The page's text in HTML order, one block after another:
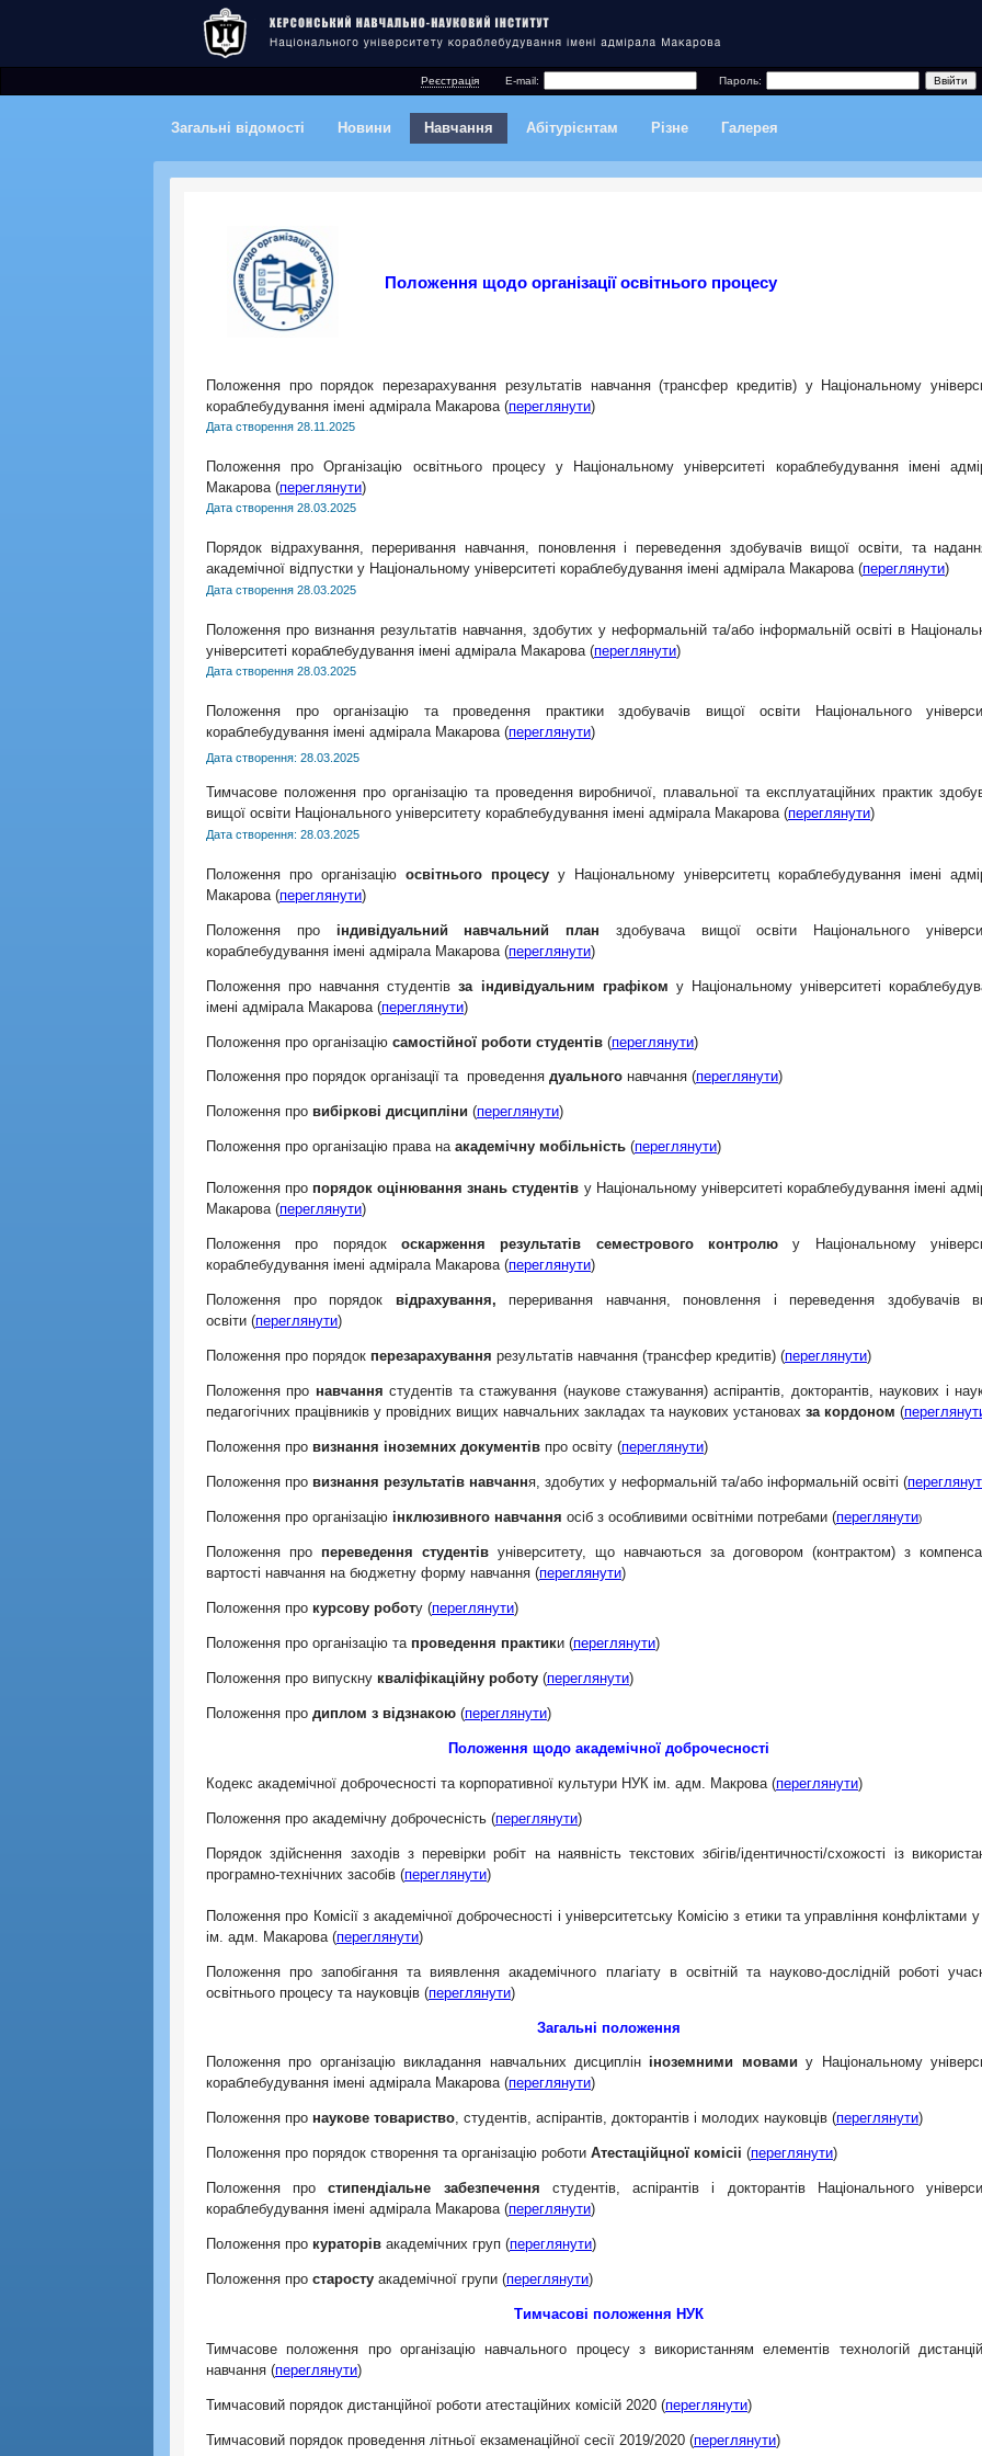
Реєстрація E-mail: Пароль:
Загальні відомості Новини Навчання Абітурієнтам Різне Галерея
Положення щодо організації освітнього процесу
Положення про порядок перезарахування результатів навчання (трансфер кредитів) у Національному
кораблебудування імені адмірала Макарова (переглянути)
Дата створення 28.11.2025
Положення про Організацію освітнього процесу у Національному університеті кораблебудування імені
Макарова (переглянути)
Дата створення 28.03.2025
Порядок відрахування, переривання навчання, поновлення і переведення здобувачів вищої освіти, та
академічної відпустки у Національному університеті кораблебудування імені адмірала Макарова(переглянути)
Дата створення 28.03.2025
Положення про визнання результатів навчання, здобутих у неформальній та/або інформальній освіті в
університеті кораблебудування імені адмірала Макарова (переглянути)
Дата створення 28.03.2025
Положення про організацію та проведення практики здобувачів вищої освіти Національного
кораблебудування імені адмірала Макарова (переглянути)
Дата створення: 28.03.2025
Тимчасове положення про організацію та проведення виробничої, плавальної та експлуатаційних практик
вищої освіти Національного університету кораблебудування імені адмірала Макарова (переглянути)
Дата створення: 28.03.2025
Положення про організацію освітнього процесу у Національному університетц кораблебудування імені
Макарова (переглянути)
Положення про індивідуальний навчальний план здобувача вищої освіти Національного
кораблебудування імені адмірала Макарова (переглянути)
Положення про навчання студентівза індивідуальним графіком у Національному університеті
імені адмірала Макарова (переглянути)
Положення про організацію самостійної роботи студентів (переглянути)
Положення про порядок організації та проведення дуального навчання (переглянути)
Положення про вибіркові дисципліни (переглянути)
Положення про організацію права на академічну мобільність (переглянути)
Положення про порядок оцінювання знань студентів у Національному університеті кораблебудування імені
Макарова (переглянути)
Положення про порядок оскарження результатів семестрового контролю у Національному
кораблебудування імені адмірала Макарова (переглянути)
Положення про порядок відрахування, переривання навчання, поновлення і переведення здобувачів
освіти (переглянути)
Положення про порядок перезарахування результатів навчання (трансфер кредитів) (переглянути)
Положення про навчання студентів та стажування (наукове стажування) аспірантів, докторантів, наукових і
педагогічних працівників у провідних вищих навчальних закладах та наукових установах за кордоном (
Положення про визнання іноземних документів про освіту (переглянути)
Положення про визнання результатів навчання, здобутих у неформальній та/або інформальній освіті (
Положення про організацію інклюзивного навчання осіб з особливими освітніми потребами (переглянути)
Положення про переведення студентів університету, що навчаються за договором (контрактом) з
вартості навчання на бюджетну форму навчання (переглянути)
Положення про курсову роботу (переглянути)
Положення про організацію та проведення практики (переглянути)
Положення про випускну кваліфікаційну роботу (переглянути)
Положення про диплом з відзнакою (переглянути)
Положення щодо академічної доброчесності
Кодекс академічної доброчесності та корпоративної культури НУК ім. адм. Макрова (переглянути)
Положення про академічну доброчесність (переглянути)
Порядок здійснення заходів з перевірки робіт на наявність текстових збігів/ідентичності/схожості із
програмно-технічних засобів (переглянути)
Положення про Комісії з академічної доброчесності і університетську Комісію з етики та управління конфліктами
ім. адм. Макарова (переглянути)
Положення про запобігання та виявлення академічного плагіату в освітній та науково-дослідній роботі
освітнього процесу та науковців (переглянути)
Загальні положення
Положення про організацію викладання навчальних дисциплін іноземними мовами у Національному
кораблебудування імені адмірала Макарова (переглянути)
Положення про наукове товариство, студентів, аспірантів, докторантів і молодих науковців (переглянути)
Положення про порядок створення та організацію роботи Атестаційцної комісіі (переглянути)
Положення простипендіальне забезпечення студентів, аспірантів і докторантів Національного
кораблебудування імені адмірала Макарова (переглянути)
Положення про кураторів академічних груп (переглянути)
Положення про старосту академічної групи (переглянути)
Тимчасові положення НУК
Тимчасове положення про організацію навчального процесу з використанням елементів технологій
навчання (переглянути)
Тимчасовий порядок дистанційної роботи атестаційних комісій 2020 (переглянути)
Тимчасовий порядок проведення літньої екзаменаційної сесії 2019/2020 (переглянути)